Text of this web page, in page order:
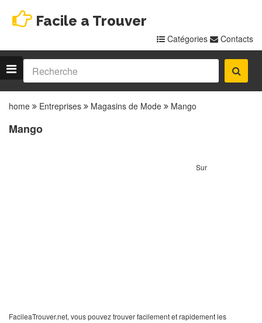
Facile a Trouver
Catégories Contacts
home Entreprises Magasins de Mode Mango
Mango
Sur
FacileaTrouver.net, vous pouvez trouver facilement et rapidement les